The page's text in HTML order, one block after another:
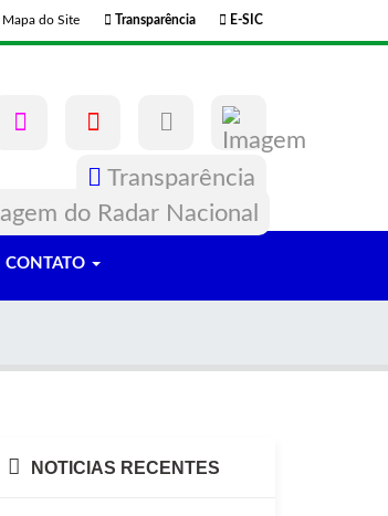
Mapa do Site Transparência E-SIC
Transparência
CONTATO
NOTICIAS RECENTES